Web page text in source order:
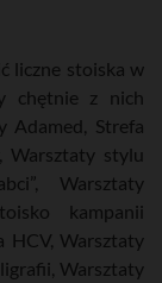
liczne stoiska w
chętnie z nich
Adamed, Strefa
Warsztaty stylu
Warsztaty
kampanii
HCV, Warsztaty
Warsztaty